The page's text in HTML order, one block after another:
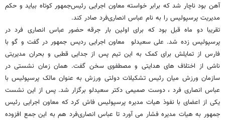
آهن بود ناچار شد که برابر خواسته معاون اجرایی رئیس‌جمهور کوتاه بیاید و حکم
مدیریت پرسپولیس را به نام عباس انصاری‌فرد صادر کند.
تقریبا دو ماه قبل بود که برای اولین بار جرقه حضور عباس انصاری فرد در
پرسپولیس زده شد. علی سعیدلو معاون اجرایی ردیس جمهور در گفت و گو با
فارس از تمایلش برای کمک به این تیم پس از جدایی قطبی و بحران مدیریتی
ناشی از اختلاف های هدایتی و مصطفوی سخن گفت. همان زمان نشستی در
سازمان ورزش میان رئیس تشکیلات دولتی ورزش به عنوان مالک پرسپولیس با
عباس انصاری فرد ، دوست صمیمی دکتر سعیدلو برگزار شد. پس از این نشست
یکی از اعضای با نفوذ هیات مدیره پرسپولیس فاش کرد که معاون اجرایی رئیس
جمهور به هیات مدیره فشار می آورد تا عباس انصاری‌فرد هم به این جمع افزوده